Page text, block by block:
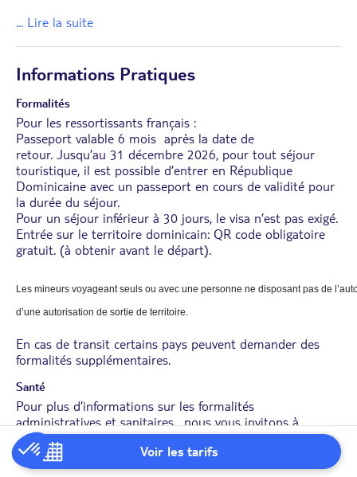
Voir les tarifs
... Lire la suite
Informations Pratiques
Formalités
Pour les ressortissants français :
Passeport valable 6 mois après la date de
retour. Jusqu’au 31 décembre 2026, pour tout séjour
touristique, il est possible d’entrer en République
Dominicaine avec un passeport en cours de validité pour
la durée du séjour.
Pour un séjour inférieur à 30 jours, le visa n’est pas exigé.
Entrée sur le territoire dominicain: QR code obligatoire
gratuit. (à obtenir avant le départ).
Les mineurs voyageant seuls ou avec une personne ne disposant pas de
d’une autorisation de sortie de territoire.
En cas de transit certains pays peuvent demander des
formalités supplémentaires.
Santé
Pour plus d’informations sur les formalités
administratives et sanitaires , nous vous invitons à
consulter le site du ministère des affaires étrangèresICI
en cliquant sur les onglets « Entrée/Séjour », « Santé »,
« infos utiles ».